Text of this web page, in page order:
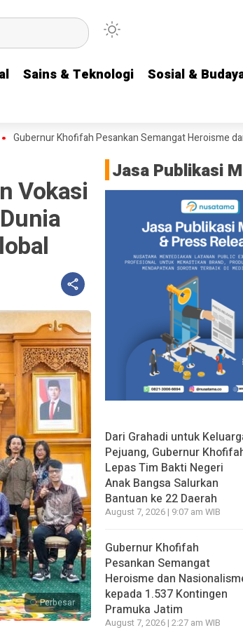
Sains & Teknologi
Sosial &
Sains & Teknologi
Sosial &
Pesankan Semangat Heroisme dan
Vokasi
Perbesar
Jasa Publikasi
Dari Grahadi untuk
Pejuang, Gubernur
Lepas Tim Bakti Negeri
Anak Bangsa Salurkan
Bantuan ke 22 Daerah
August 7, 2026 | 9:07 am WIB
Gubernur Khofifah
Pesankan Semangat
Heroisme dan
kepada 1.537 Kontingen
Pramuka Jatim
August 7, 2026 | 2:27 am WIB